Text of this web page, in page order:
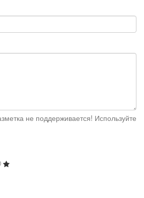
не поддерживается! Используйте